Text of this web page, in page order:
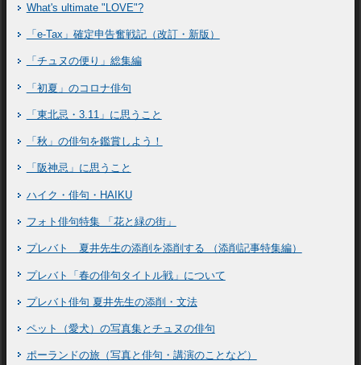
What's ultimate "LOVE"?
「e-Tax」確定申告奮戦記（改訂・新版）
「チュヌの便り」総集編
「初夏」のコロナ俳句
「東北忌・3.11」に思うこと
「秋」の俳句を鑑賞しよう！
「阪神忌」に思うこと
ハイク・俳句・HAIKU
フォト俳句特集 「花と緑の街」
プレバト 夏井先生の添削を添削する （添削記事特集編）
プレバト「春の俳句タイトル戦」について
プレバト俳句 夏井先生の添削・文法
ペット（愛犬）の写真集とチュヌの俳句
ポーランドの旅（写真と俳句・講演のことなど）